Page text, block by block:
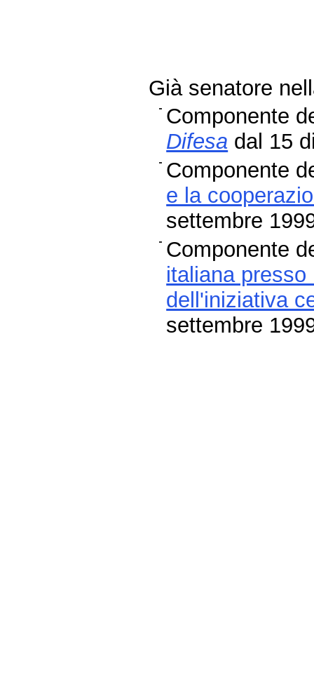
Già senatore
Componente
Difesa dal 15
Componente
e la
settembre
Componente
italiana
dell'iniziativa
settembre